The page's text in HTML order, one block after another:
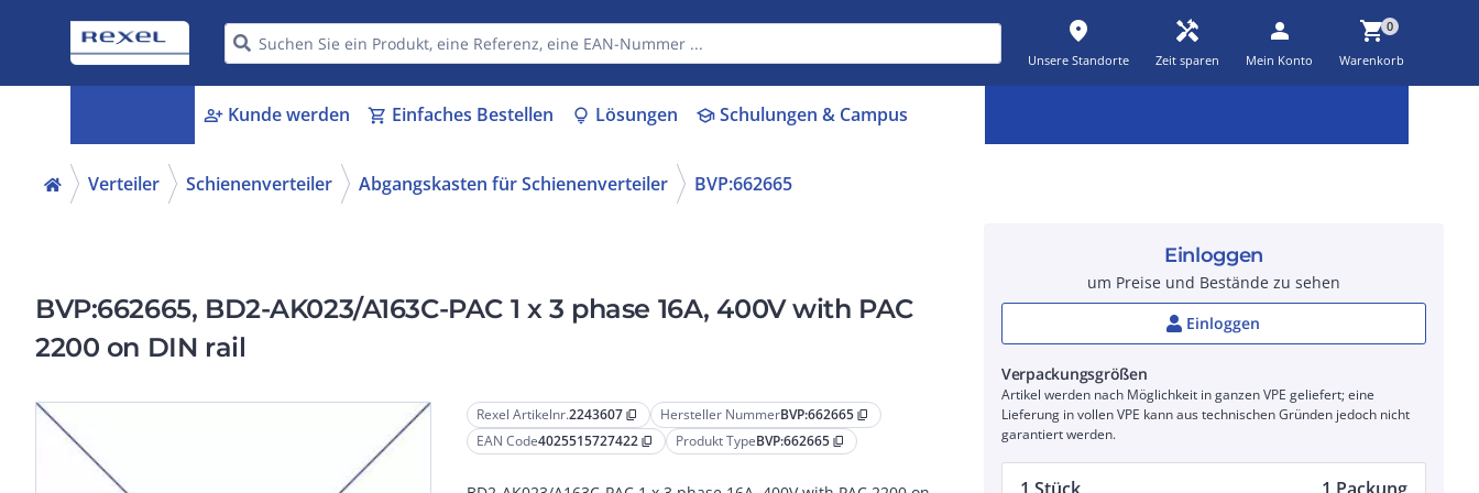
place
Unsere Standorte
handyman
Zeit sparen
person
Mein Konto
shopping_cart0
Warenkorb
person_add Kunde werden shopping_cart Einfaches Bestellen lightbulb Lösungen schoolSchulungen & Campus
Verteiler Schienenverteiler Abgangskasten für Schienenverteiler BVP:662665
BVP:662665, BD2-AK023/A163C-PAC 1 x 3 phase 16A, 400V with PAC
2200 on DIN rail
Rexel Artikelnr.2243607 content_copy Hersteller NummerBVP:662665 content_copy
EAN Code4025515727422 content_copy Produkt TypeBVP:662665 content_copy
Einloggen
um Preise und Bestände zu sehen
Einloggen
Verpackungsgrößen
Artikel werden nach Möglichkeit in ganzen VPE geliefert; eine
Lieferung in vollen VPE kann aus technischen Gründen jedoch nicht
garantiert werden.